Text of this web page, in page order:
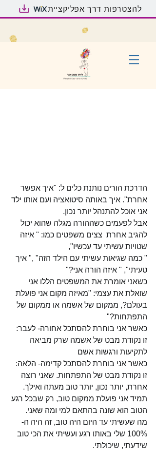
להצטרפות דרך אפליקציית
לא בוכים על חלב שנשפך
הדרכת הורים נותנת כלים ל: "איך אפשר
אחרת". איך באותה סיטואציה ועם אותו ילד
אני אוכל להתנהל יותר נכון.
אבל לפעמים כשההורה מגלה שהוא יכול
להגיב אחרת  צצים משפטים כמו: " איזה
שטויות עשיתי עד עכשיו",
" כמה שגיאות עשיתי עם הילד הזה" ," איך
טעיתי", " איזה הורה אני?"
כשאני אומרת את המשפטים הללו אני
שואלת את עצמי: "מאיזה מקום אני פועלת
בעולם?, ממקום של אשמה או ממקום של
התפתחות?"
כאשר אני בוחרת להסתכל אחורה- לעבר:
זו נקודת מבט של אשמה שרק מביאה
לתקיעות ורגשות אשם
כאשר אני בוחרת להסתכל קדימה- הלאה:
זו נקודת מבט של התפתחות. שאני רוצה
אחרת, יותר נכון, יותר טוב מעתה ואילך.
תמיד אני פועלת ממקום טוב, רק שבכל רגע
הטוב הוא שונה בהתאם למי ומה שאני.
מה שעשיתי עד היום היה טוב, זה היה ה-
100% שלי באותו רגע ועשיתי את הכי טוב
שידעתי, שיכולתי.